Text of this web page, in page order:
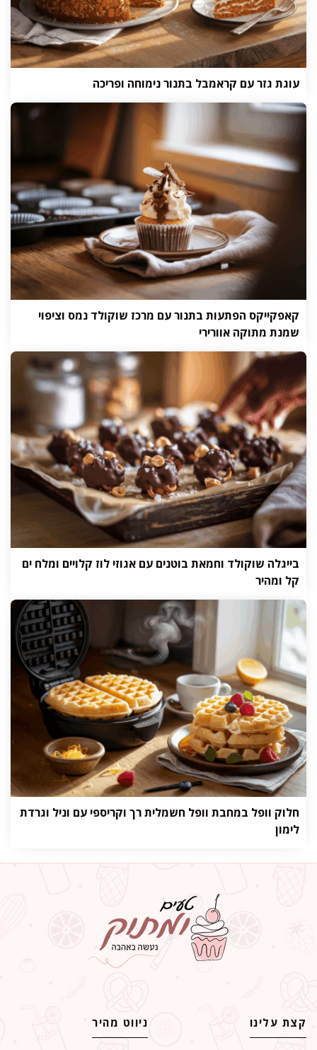
עוגת גזר עם קראמבל בתנור נימוחה ופריכה
קאפקייקס הפתעות בתנור עם מרכז שוקולד נמס וציפוי
שמנת מתוקה אוורירי
בייגלה שוקולד וחמאת בוטנים עם אגוזי לוז קלויים ומלח ים
קל ומהיר
חלוק וופל במחבת וופל חשמלית רך וקריספי עם וניל וגרדת
לימון
קצת עלינו ניווט מהיר